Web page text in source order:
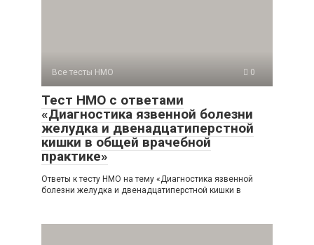
Все тесты НМО 0
Тест НМО с ответами
«Диагностика язвенной болезни
желудка и двенадцатиперстной
кишки в общей врачебной
практике»
Ответы к тесту НМО на тему «Диагностика язвенной
болезни желудка и двенадцатиперстной кишки в